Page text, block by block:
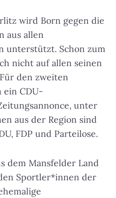
wird Born gegen die
aus allen
unterstützt. Schon zum
nicht auf allen seinen
den zweiten
ein CDU-
unter
aus der Region sind
FDP und Parteilose.
dem Mansfelder Land
Sportler*innen der